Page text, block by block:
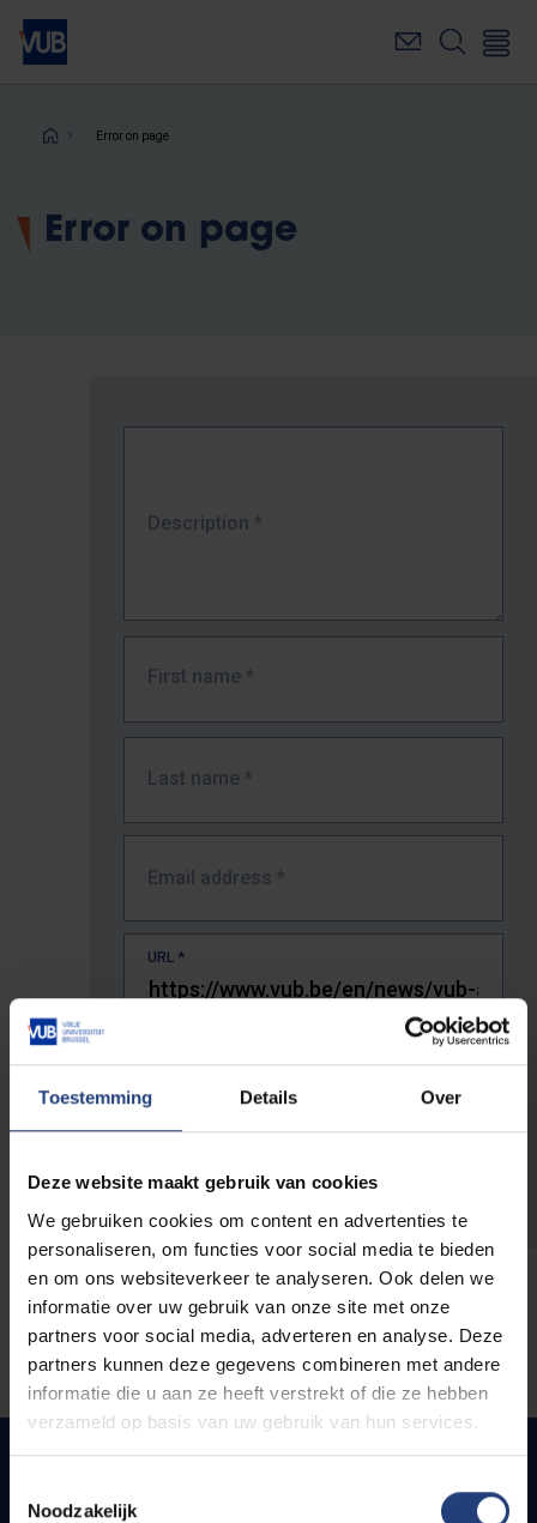
Toestemming Details Over
Deze website maakt gebruik van cookies
We gebruiken cookies om content en advertenties te
personaliseren, om functies voor social media te bieden
en om ons websiteverkeer te analyseren. Ook delen we
informatie over uw gebruik van onze site met onze
partners voor social media, adverteren en analyse. Deze
partners kunnen deze gegevens combineren met andere
informatie die u aan ze heeft verstrekt of die ze hebben
verzameld op basis van uw gebruik van hun services.
Noodzakelijk
Skip
main
Breadcrumb
Error on page
Error on page
Description *
First name *
Last name *
Email address *
URL *
The full URL of the page where you encountered the error.
Quick links